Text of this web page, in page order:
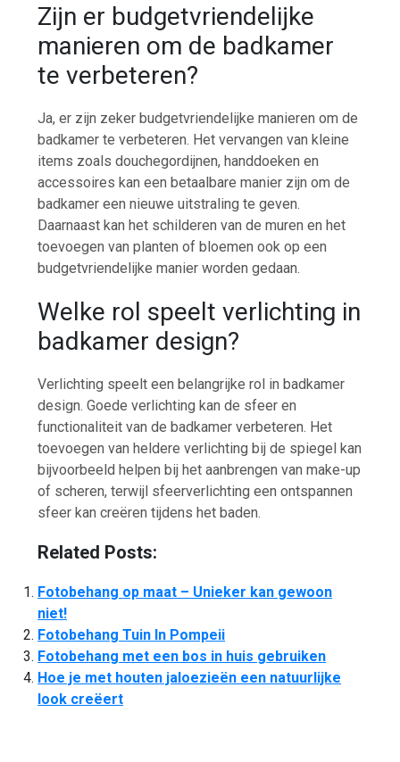
Zijn er budgetvriendelijke
manieren om de badkamer
te verbeteren?
Ja, er zijn zeker budgetvriendelijke manieren om de
badkamer te verbeteren. Het vervangen van kleine
items zoals douchegordijnen, handdoeken en
accessoires kan een betaalbare manier zijn om de
badkamer een nieuwe uitstraling te geven.
Daarnaast kan het schilderen van de muren en het
toevoegen van planten of bloemen ook op een
budgetvriendelijke manier worden gedaan.
Welke rol speelt verlichting in
badkamer design?
Verlichting speelt een belangrijke rol in badkamer
design. Goede verlichting kan de sfeer en
functionaliteit van de badkamer verbeteren. Het
toevoegen van heldere verlichting bij de spiegel kan
bijvoorbeeld helpen bij het aanbrengen van make-up
of scheren, terwijl sfeerverlichting een ontspannen
sfeer kan creëren tijdens het baden.
Related Posts:
Fotobehang op maat – Unieker kan gewoon
niet!
Fotobehang Tuin In Pompeii
Fotobehang met een bos in huis gebruiken
Hoe je met houten jaloezieën een natuurlijke
look creëert